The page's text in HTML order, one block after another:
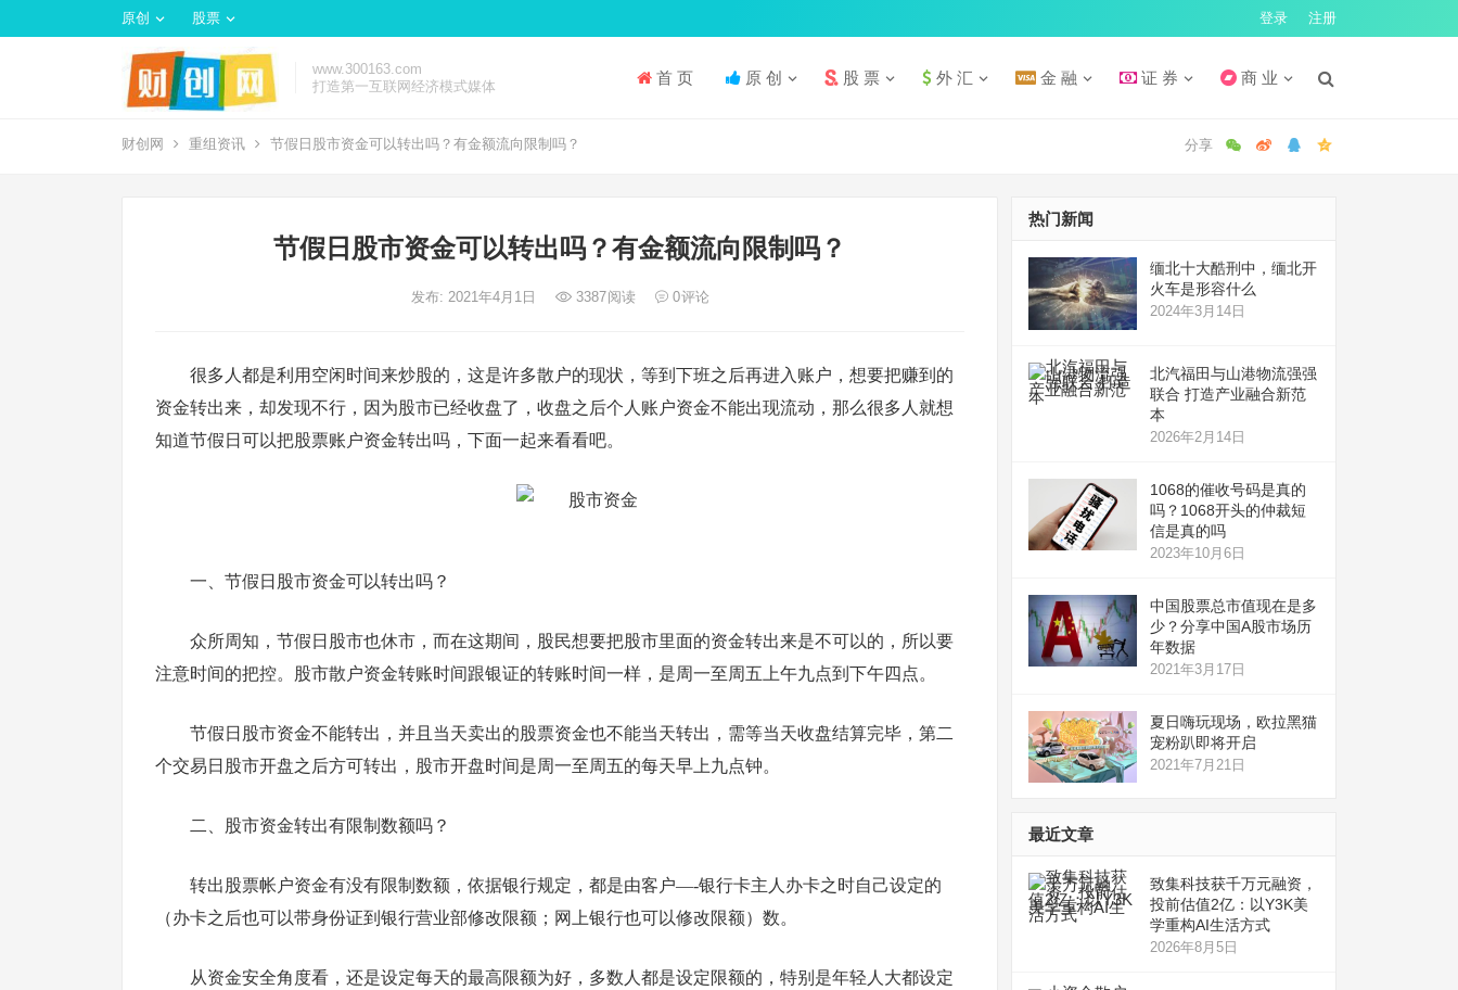
原创 股票 登录 注册
www.300163.com
打造第一互联网经济模式媒体
首 页 原 创 股 票 外 汇 金 融 证 券 商 业
财创网 重组资讯 节假日股市资金可以转出吗？有金额流向限制吗？
节假日股市资金可以转出吗？有金额流向限制吗？
发布: 2021年4月1日 3387阅读 0评论
很多人都是利用空闲时间来炒股的，这是许多散户的现状，等到下班之后再进入账户，想要把赚到的
资金转出来，却发现不行，因为股市已经收盘了，收盘之后个人账户资金不能出现流动，那么很多人就想
知道节假日可以把股票账户资金转出吗，下面一起来看看吧。
一、节假日股市资金可以转出吗？
众所周知，节假日股市也休市，而在这期间，股民想要把股市里面的资金转出来是不可以的，所以要
注意时间的把控。股市散户资金转账时间跟银证的转账时间一样，是周一至周五上午九点到下午四点。
节假日股市资金不能转出，并且当天卖出的股票资金也不能当天转出，需等当天收盘结算完毕，第二
个交易日股市开盘之后方可转出，股市开盘时间是周一至周五的每天早上九点钟。
二、股市资金转出有限制数额吗？
转出股票帐户资金有没有限制数额，依据银行规定，都是由客户—-银行卡主人办卡之时自己设定的
（办卡之后也可以带身份证到银行营业部修改限额；网上银行也可以修改限额）数。
从资金安全角度看，还是设定每天的最高限额为好，多数人都是设定限额的，特别是年轻人大都设定
热门新闻
缅北十大酷刑中，缅北开
火车是形容什么
2024年3月14日
北汽福田与山港物流强强
联合 打造产业融合新范
本
2026年2月14日
1068的催收号码是真的
吗？1068开头的仲裁短
信是真的吗
2023年10月6日
中国股票总市值现在是多
少？分享中国A股市场历
年数据
2021年3月17日
夏日嗨玩现场，欧拉黑猫
宠粉趴即将开启
2021年7月21日
最近文章
致集科技获千万元融资，
投前估值2亿：以Y3K美
学重构AI生活方式
2026年8月5日